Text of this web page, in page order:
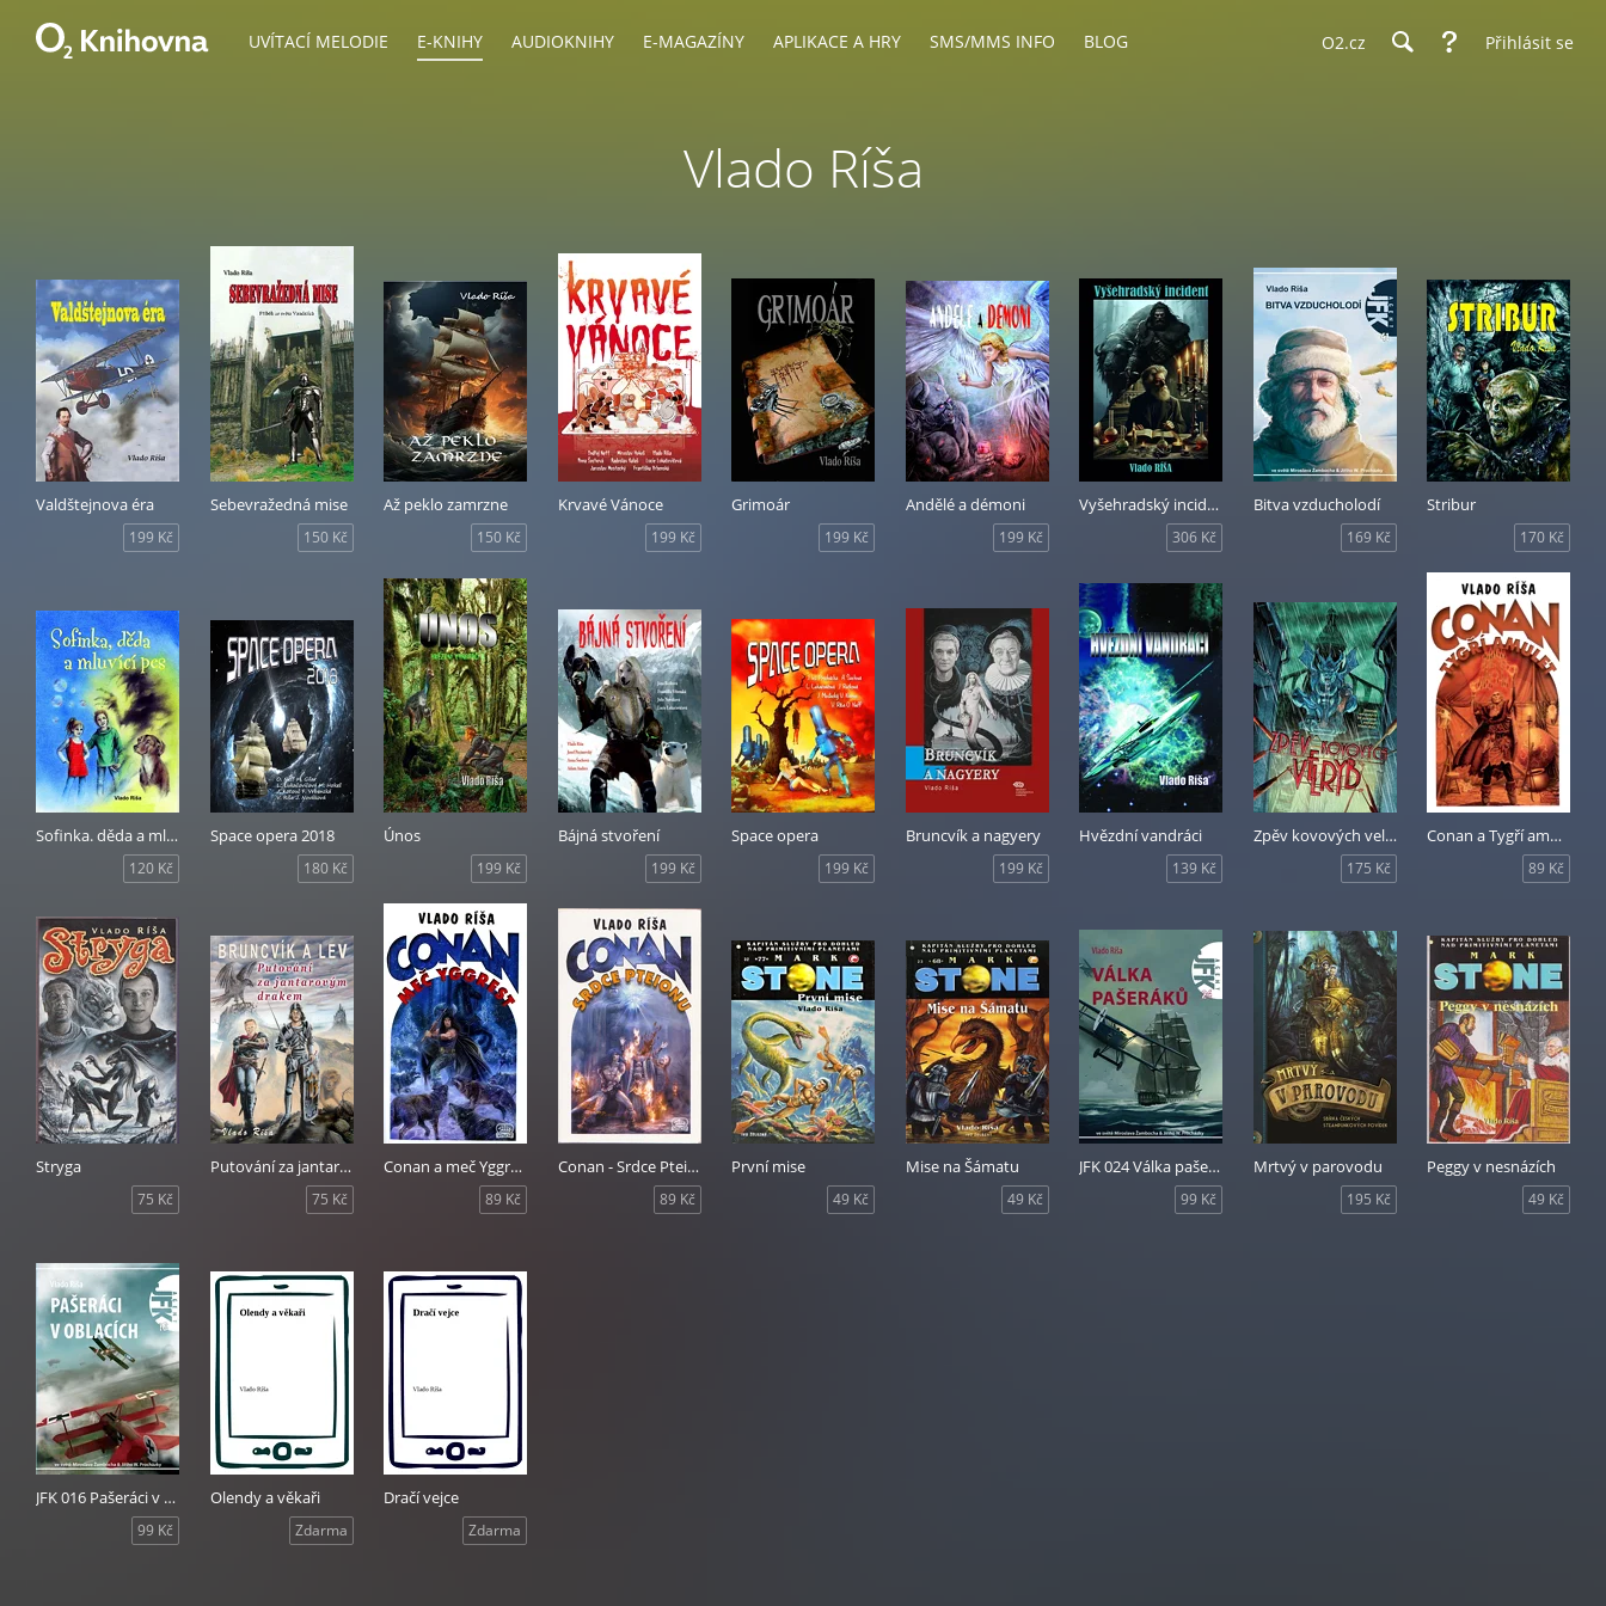
UVÍTACÍ MELODIE E-KNIHY AUDIOKNIHY E-MAGAZÍNY APLIKACE A HRY SMS/MMS INFO BLOG O2.cz Přihlásit se
Vlado Ríša
Valdštejnova éra
199 Kč
Sebevražedná mise
150 Kč
Až peklo zamrzne
150 Kč
Krvavé Vánoce
199 Kč
Grimoár
199 Kč
Andělé a démoni
199 Kč
Vyšehradský incident
306 Kč
Bitva vzducholodí
169 Kč
Stribur
170 Kč
Sofinka. děda a mluvící pes
120 Kč
Space opera 2018
180 Kč
Únos
199 Kč
Bájná stvoření
199 Kč
Space opera
199 Kč
Bruncvík a nagyery
199 Kč
Hvězdní vandráci
139 Kč
Zpěv kovových velryb
175 Kč
Conan a Tygří amulet
89 Kč
Stryga
75 Kč
Putování za jantarovým drakem
75 Kč
Conan a meč Yggrest
89 Kč
Conan - Srdce Pteionu
89 Kč
První mise
49 Kč
Mise na Šámatu
49 Kč
JFK 024 Válka pašeráků
99 Kč
Mrtvý v parovodu
195 Kč
Peggy v nesnázích
49 Kč
JFK 016 Pašeráci v oblacích
99 Kč
Olendy a věkaři
Zdarma
Dračí vejce
Zdarma